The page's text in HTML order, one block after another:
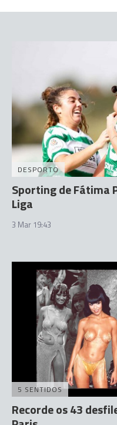
DESPORTO
Sporting de Fátima
Liga
3 Mar 19:43
5 SENTIDOS
Recorde os 43